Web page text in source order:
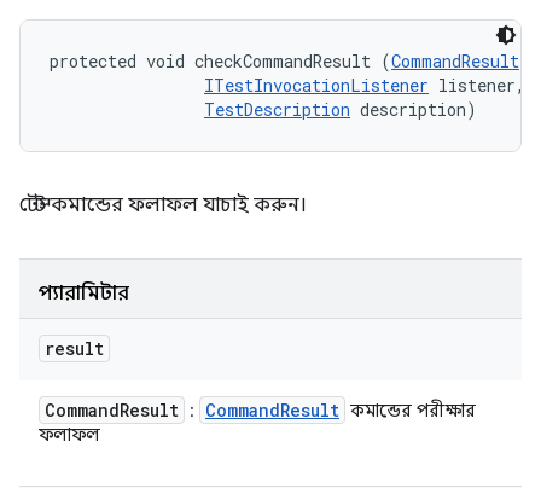
protected void checkCommandResult (CommandResult
ITestInvocationListener listener,
TestDescription description)
টেস্ট কমান্ডের ফলাফল যাচাই করুন।
প্যারামিটার
result
CommandResult : CommandResult কমান্ডের পরীক্ষার
ফলাফল